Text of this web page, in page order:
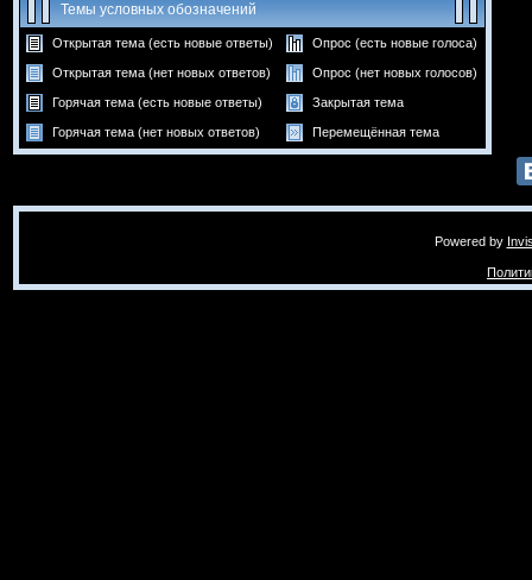
Темы условных обозначений
Открытая тема (есть новые ответы) Опрос (есть новые голоса)
Открытая тема (нет новых ответов) Опрос (нет новых голосов)
Горячая тема (есть новые ответы) Закрытая тема
Горячая тема (нет новых ответов) Перемещённая тема
Powered by